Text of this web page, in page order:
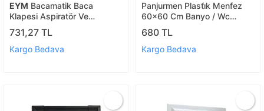
EYM Bacamatik Baca
Klapesi Aspiratör Ve
Davlumbaz Için Süper Set
731,27 TL
Kargo Bedava
Panjurmen Plasti̇k Menfez
60x60 Cm Banyo / Wc
Havalandirma Menfez
680 TL
Kargo Bedava